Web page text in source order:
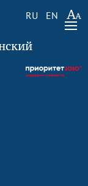
RU EN